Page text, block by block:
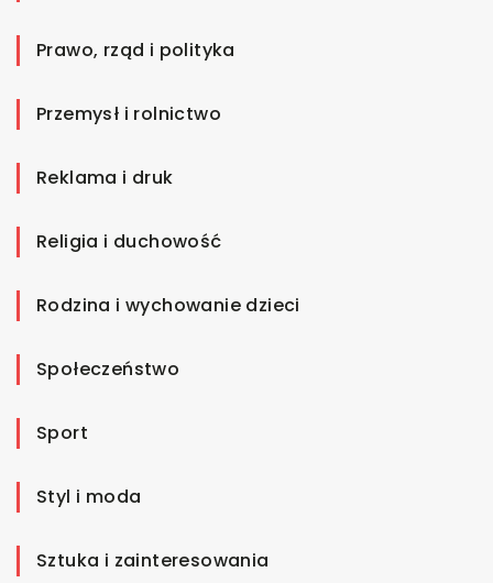
Prawo, rząd i polityka
Przemysł i rolnictwo
Reklama i druk
Religia i duchowość
Rodzina i wychowanie dzieci
Społeczeństwo
Sport
Styl i moda
Sztuka i zainteresowania